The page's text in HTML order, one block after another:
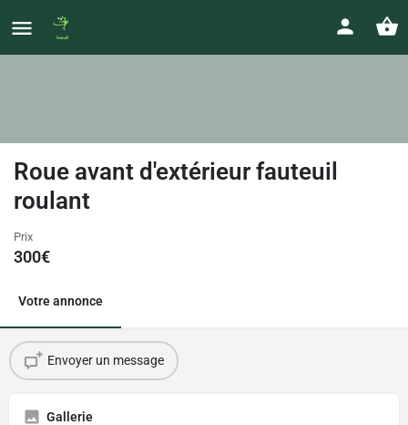
Roue avant d'extérieur fauteuil
roulant
Prix
300€
Votre annonce
Envoyer un message
Gallerie